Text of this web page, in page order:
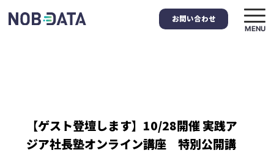
お問い合わせ
MENU
【ゲスト登壇します】10/28開催 実践ア
ジア社長塾オンライン講座 特別公開講